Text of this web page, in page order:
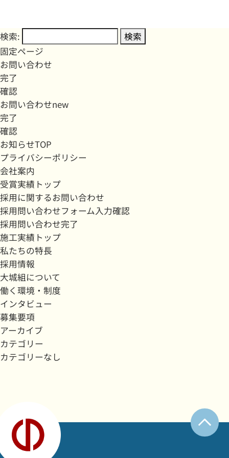
検索:
固定ページ
お問い合わせ
完了
確認
お問い合わせnew
完了
確認
お知らせTOP
プライバシーポリシー
会社案内
受賞実績トップ
採用に関するお問い合わせ
採用問い合わせフォーム入力確認
採用問い合わせ完了
施工実績トップ
私たちの特長
採用情報
大城組について
働く環境・制度
インタビュー
募集要項
アーカイブ
カテゴリー
カテゴリーなし